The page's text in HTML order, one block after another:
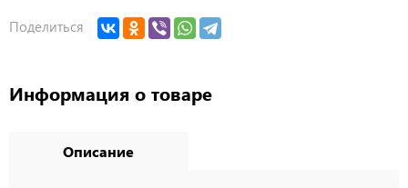
Поделиться
Информация о товаре
Описание